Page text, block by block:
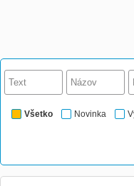
Všetko Novinka